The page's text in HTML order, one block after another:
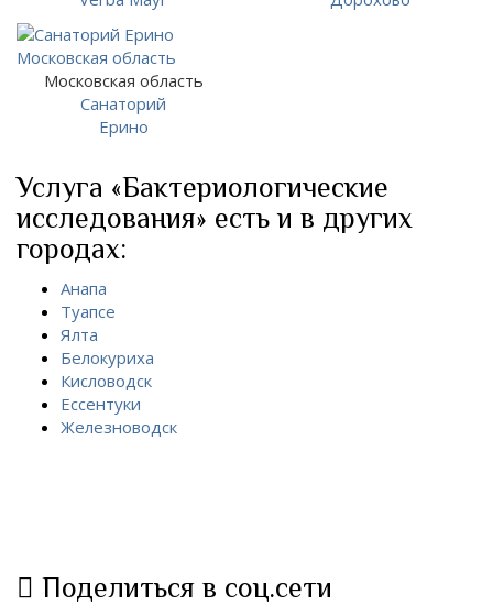
Московская область
Санаторий
Ерино
Услуга «Бактериологические
исследования» есть и в других
городах:
Анапа
Туапсе
Ялта
Белокуриха
Кисловодск
Ессентуки
Железноводск
Поделиться в соц.сети